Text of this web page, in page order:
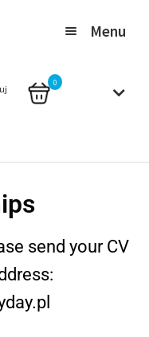
Menu
0
send your CV